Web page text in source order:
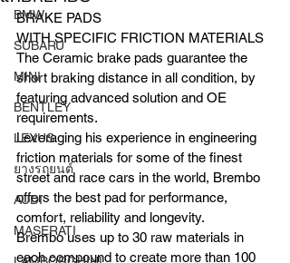
BMW
SUBARU
MINI
BENTLEY
LEXUS
ยางรถยนต์
AUDI
MASERATI
BRAKE PADS
WITH SPECIFIC FRICTION MATERIALS
The Ceramic brake pads guarantee the
short braking distance in all condition, by
featuring advanced solution and OE
requirements.
Leveraging his experience in engineering
friction materials for some of the finest
street and race cars in the world, Brembo
offers the best pad for performance,
comfort, reliability and longevity.
Brembo uses up to 30 raw materials in
each compound to create more than 100